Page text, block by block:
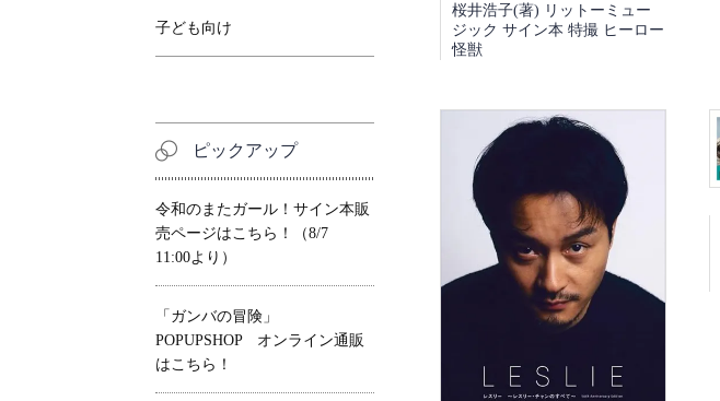
桜井浩子(著) リットーミュー
ジック サイン本 特撮 ヒーロー
怪獣
子ども向け
ピックアップ
令和のまたガール！サイン本販
売ページはこちら！（8/7
11:00より）
「ガンバの冒険」
POPUPSHOP オンライン通販
はこちら！